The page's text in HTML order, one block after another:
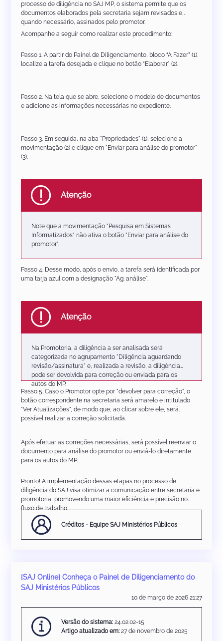
processo de diligência no SAJ MP, o sistema permite que os
documentos elaborados pela secretaria sejam revisados e,
quando necessário, assinados pelo promotor.
Acompanhe a seguir como realizar este procedimento:
Passo 1. A partir do Painel de Diligenciamento, bloco “A Fazer” (1),
localize a tarefa desejada e clique no botão “Elaborar" (2).
Passo 2. Na tela que se abre, selecione o modelo de documentos
e adicione as informações necessárias no expediente.
Passo 3. Em seguida, na aba "Propriedades" (1), selecione a
movimentação (2) e clique em "Enviar para análise do promotor"
(3).
Atenção
Note que a movimentação "Pesquisa em Sistemas
Informatizados" não ativa o botão "Enviar para análise do
promotor".
Passo 4. Desse modo, após o envio, a tarefa será identificada por
uma tarja azul com a designação "Ag. análise".
Atenção
Na Promotoria, a diligência a ser analisada será
categorizada no agrupamento "Diligência aguardando
revisão/assinatura" e, realizada a revisão, a diligência
pode ser devolvida para correção ou enviada para os
autos do MP.
Passo 5. Caso o Promotor opte por "devolver para correção", o
botão correspondente na secretaria será amarelo e intitulado
"Ver Atualizações", de modo que, ao clicar sobre ele, será
possível realizar a correção solicitada.
Após efetuar as correções necessárias, será possível reenviar o
documento para análise do promotor ou enviá-lo diretamente
para os autos do MP.
Pronto! A implementação dessas etapas no processo de
diligência do SAJ visa otimizar a comunicação entre secretaria e
promotoria, promovendo uma maior eficiência e precisão no
fluxo de trabalho.
Créditos - Equipe SAJ Ministérios Públicos
[SAJ Online] Conheça o Painel de Diligenciamento do
SAJ Ministérios Públicos
10 de março de 2026 21:27
Versão do sistema:24.02.02-15
Artigo atualizado em: 27 de novembro de 2025